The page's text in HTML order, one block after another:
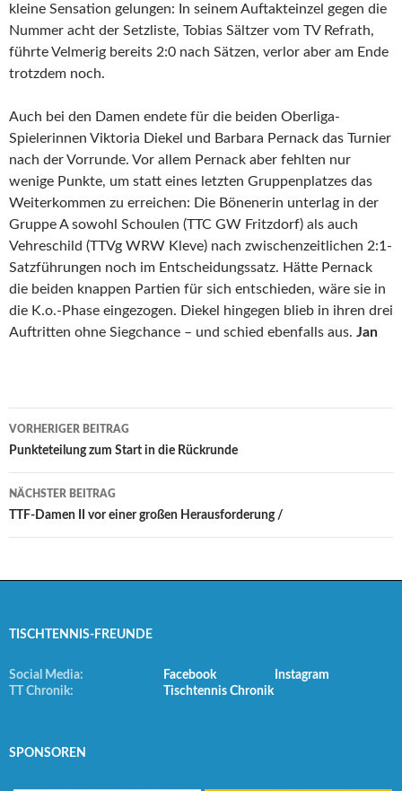
kleine Sensation gelungen: In seinem Auftakteinzel gegen die
Nummer acht der Setzliste, Tobias Sältzer vom TV Refrath,
führte Velmerig bereits 2:0 nach Sätzen, verlor aber am Ende
trotzdem noch.
Auch bei den Damen endete für die beiden Oberliga-
Spielerinnen Viktoria Diekel und Barbara Pernack das Turnier
nach der Vorrunde. Vor allem Pernack aber fehlten nur
wenige Punkte, um statt eines letzten Gruppenplatzes das
Weiterkommen zu erreichen: Die Bönenerin unterlag in der
Gruppe A sowohl Schoulen (TTC GW Fritzdorf) als auch
Vehreschild (TTVg WRW Kleve) nach zwischenzeitlichen 2:1-
Satzführungen noch im Entscheidungssatz. Hätte Pernack
die beiden knappen Partien für sich entschieden, wäre sie in
die K.o.-Phase eingezogen. Diekel hingegen blieb in ihren drei
Auftritten ohne Siegchance – und schied ebenfalls aus. Jan
Beitrags-
Navigation
VORHERIGER BEITRAG
Punkteteilung zum Start in die Rückrunde
NÄCHSTER BEITRAG
TTF-Damen II vor einer großen Herausforderung /
TISCHTENNIS-FREUNDE
Social Media: Facebook
Instagram
TT Chronik:
Tischtennis Chronik
SPONSOREN